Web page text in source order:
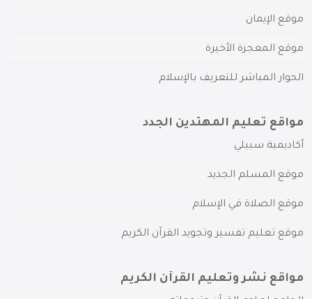
موقع الإيمان
موقع المعجزة الأخيرة
الحوار المباشر للتعريف بالإسلام
مواقع تعليم المهتدين الجدد
أكاديمية سبيلي
موقع المسلم الجديد
موقع الصلاة في الإسلام
موقع تعليم تفسير وتجويد القرآن الكريم
مواقع نشر وتعليم القرآن الكريم